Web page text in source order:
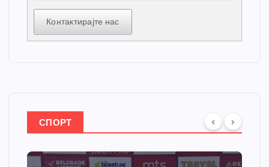
Контактирајте нас
СПОРТ